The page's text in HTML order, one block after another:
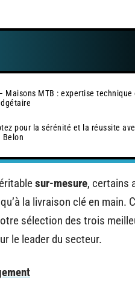
Maisons MTB : expertise
pour la sérénité et la réussite
Belon
sur-mesure, certains
la livraison clé en main.
sélection des trois
le leader du secteur.